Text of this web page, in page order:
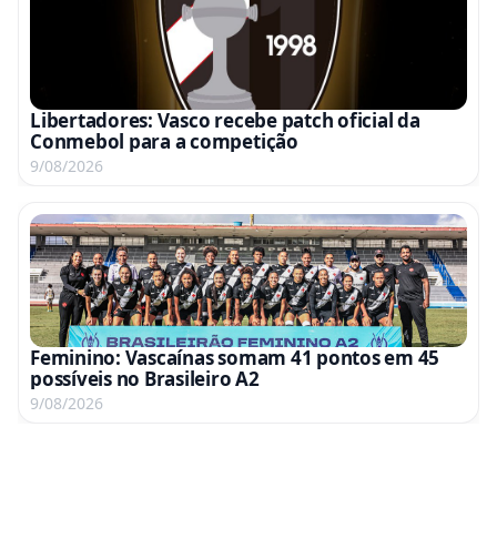
Libertadores: Vasco recebe patch oficial da
Conmebol para a competição
9/08/2026
Feminino: Vascaínas somam 41 pontos em 45
possíveis no Brasileiro A2
9/08/2026